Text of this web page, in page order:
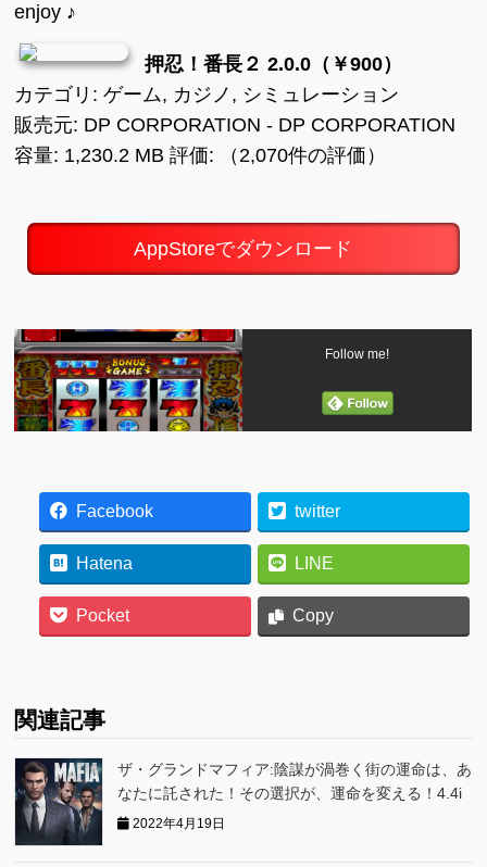
enjoy ♪
押忍！番長２ 2.0.0（￥900）
カテゴリ: ゲーム, カジノ, シミュレーション
販売元: DP CORPORATION - DP CORPORATION
容量: 1,230.2 MB 評価: （2,070件の評価）
AppStoreでダウンロード
Follow me!
Facebook twitter
Hatena LINE
Pocket Copy
関連記事
ザ・グランドマフィア:陰謀が渦巻く街の運命は、あ
なたに託された！その選択が、運命を変える！4.4i
2022年4月19日